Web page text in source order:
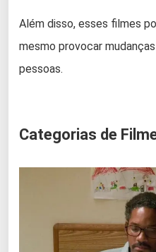
Além disso, esses filmes
mesmo provocar
pessoas.
Categorias de